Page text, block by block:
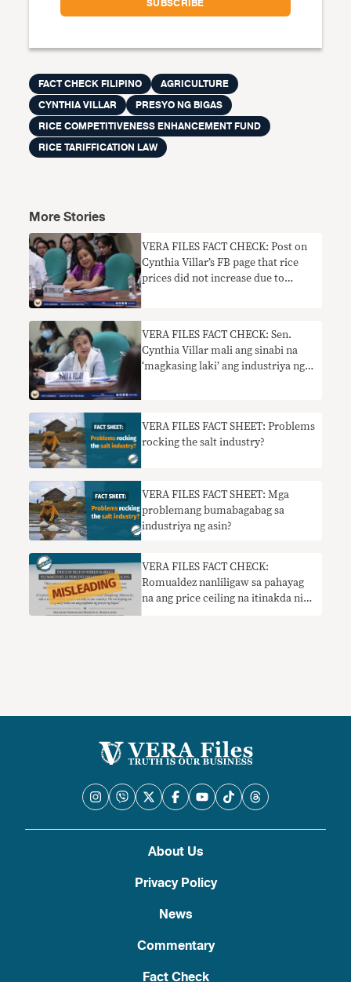
FACT CHECK FILIPINO
AGRICULTURE
CYNTHIA VILLAR
PRESYO NG BIGAS
RICE COMPETITIVENESS ENHANCEMENT FUND
RICE TARIFFICATION LAW
More Stories
VERA FILES FACT CHECK: Post on
Cynthia Villar’s FB page that rice
prices did not increase due to
VERA FILES FACT CHECK: Sen.
Cynthia Villar mali ang sinabi na
‘magkasing laki’ ang industriya ng
VERA FILES FACT SHEET: Problems
rocking the salt industry?
VERA FILES FACT SHEET: Mga
problemang bumabagabag sa
industriya ng asin?
VERA FILES FACT CHECK:
Romualdez nanliligaw sa pahayag
na ang price ceiling na itinakda ni
About Us
Privacy Policy
News
Commentary
Fact Check